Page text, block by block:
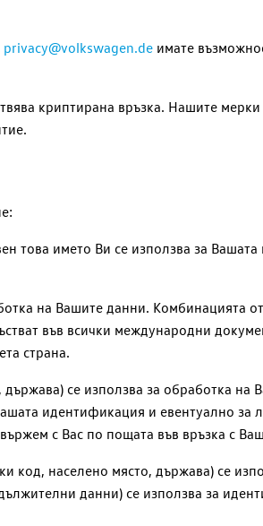
privacy@volkswagen.de имате
криптирана връзка. Нашите мерки
това името Ви се използва за
на Вашите данни. Комбинацията
във всички международни
страна.
се използва за обработка на
идентификация и евентуално за
с Вас по пощата във връзка с
населено място, държава) се
данни) се използва за